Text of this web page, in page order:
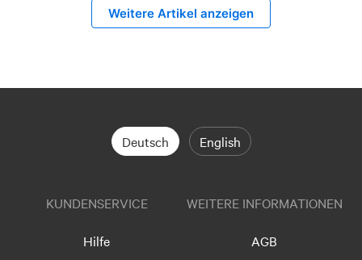
Weitere Artikel anzeigen
Deutsch English
KUNDENSERVICE
Hilfe
WEITERE INFORMATIONEN
AGB